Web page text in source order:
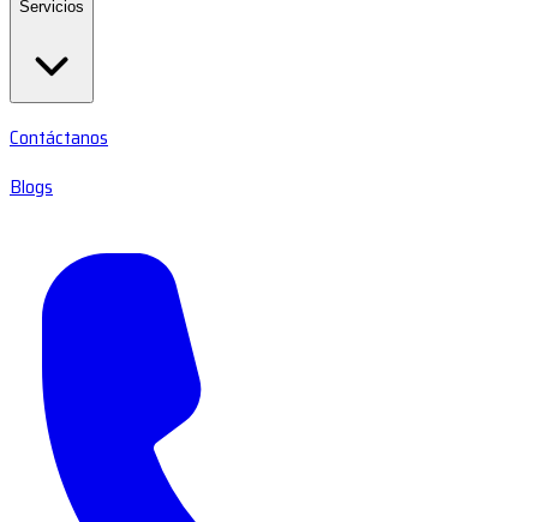
Servicios
Contáctanos
Blogs